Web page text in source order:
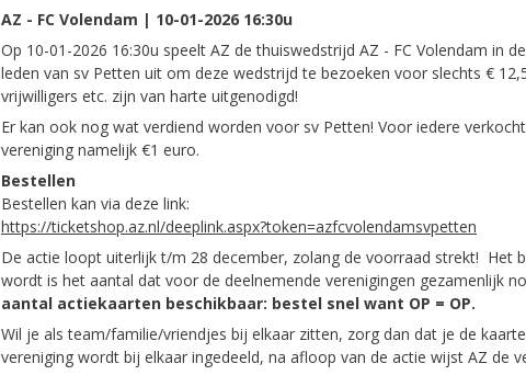
AZ - FC Volendam | 10-01-2026 16:30u
Op 10-01-2026 16:30u speelt AZ de thuiswedstrijd AZ - FC Volendam in
leden van sv Petten uit om deze wedstrijd te bezoeken voor slechts €
vrijwilligers etc. zijn van harte uitgenodigd!
Er kan ook nog wat verdiend worden voor sv Petten! Voor iedere
vereniging namelijk €1 euro.
Bestellen
Bestellen kan via deze link:
https://ticketshop.az.nl/deeplink.aspx?token=azfcvolendamsvpetten
De actie loopt uiterlijk t/m 28 december, zolang de voorraad strekt! Het
wordt is het aantal dat voor de deelnemende verenigingen gezamenlijk
aantal actiekaarten beschikbaar: bestel snel want OP = OP.
Wil je als team/familie/vriendjes bij elkaar zitten, zorg dan dat je de
vereniging wordt bij elkaar ingedeeld, na afloop van de actie wijst AZ de